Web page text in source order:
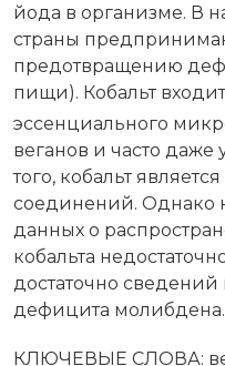
йода в организме. В
страны
предотвращению
пищи). Кобальт
эссенциального
веганов и часто даже
того, кобальт
соединений. Однако
данных о
кобальта
достаточно сведений
дефицита молибдена.
КЛЮЧЕВЫЕ СЛОВА: